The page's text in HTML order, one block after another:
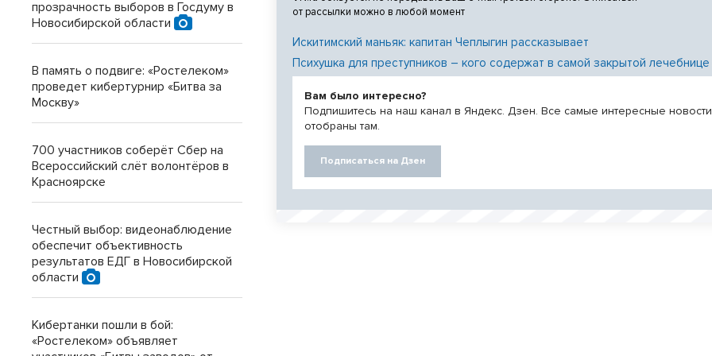
от рассылки можно в любой момент
Искитимский маньяк: капитан Чеплыгин рассказывает
Психушка для преступников – кого содержат в самой закрытой
Вам было интересно?
Подпишитесь на наш канал в Яндекс. Дзен. Все самые интересные новости
отобраны там.
Подписаться на Дзен
прозрачность выборов в Госдуму в
Новосибирской области
В память о подвиге: «Ростелеком»
проведет кибертурнир «Битва за
Москву»
700 участников соберёт Сбер на
Всероссийский слёт волонтёров в
Красноярске
Честный выбор: видеонаблюдение
обеспечит объективность
результатов ЕДГ в Новосибирской
области
Кибертанки пошли в бой:
«Ростелеком» объявляет